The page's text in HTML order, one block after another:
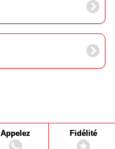
Appelez Fidélité